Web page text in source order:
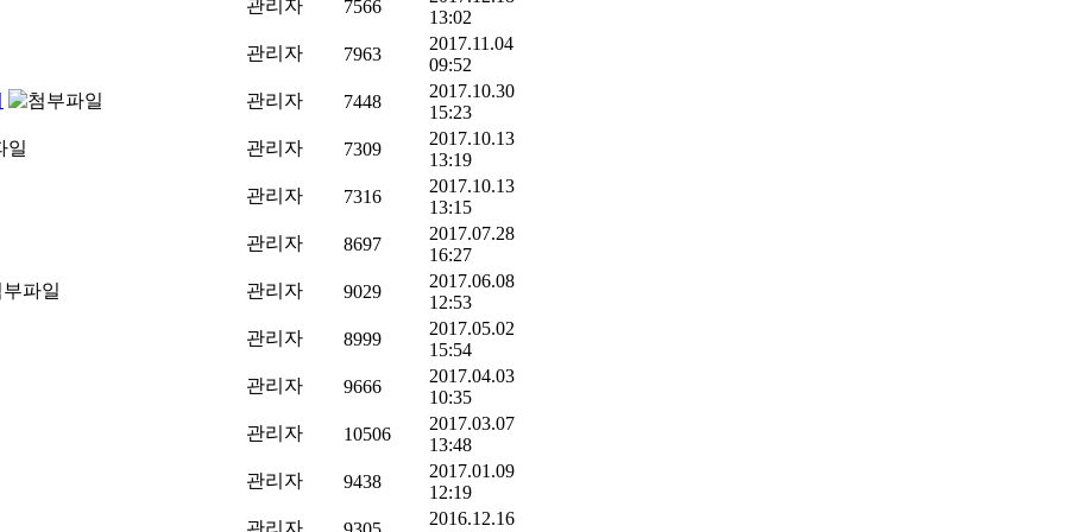
관리자 7566
13:02
관리자
7963
2017.11.04
09:52
관리자 7448
2017.10.30
15:23
관리자
7309
2017.10.13
13:19
관리자
7316
2017.10.13
13:15
관리자
8697
2017.07.28
16:27
관리자
9029
2017.06.08
12:53
관리자
8999
2017.05.02
15:54
관리자
9666
2017.04.03
10:35
관리자
10506
2017.03.07
13:48
관리자
9438
2017.01.09
12:19
관리자
2016.12.16